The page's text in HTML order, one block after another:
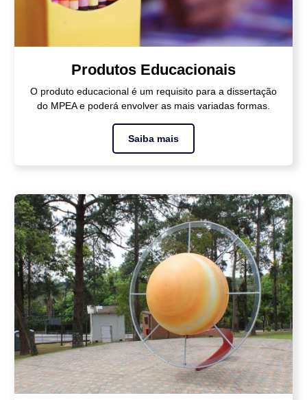
Produtos Educacionais
O produto educacional é um requisito para a dissertação
do MPEA e poderá envolver as mais variadas formas.
Saiba mais